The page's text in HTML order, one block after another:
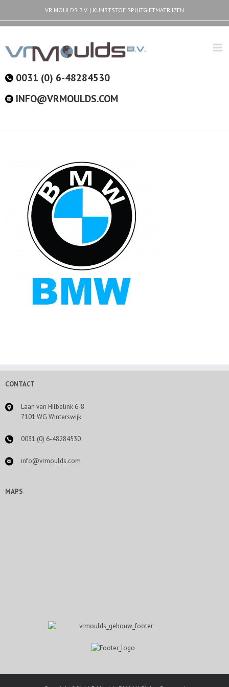
VR MOULDS B.V. | KUNSTSTOF SPUITGIETMATRIJZEN
0031 (0) 6-48284530
INFO@VRMOULDS.COM
CONTACT
Laan van Hilbelink 6-8
7101 WG Winterswijk
0031 (0) 6-48284530
info@vrmoulds.com
MAPS